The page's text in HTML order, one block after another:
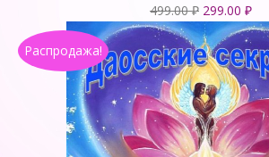
499.00₽
цена
499.00 ₽.
299.00 ₽
Распродажа!